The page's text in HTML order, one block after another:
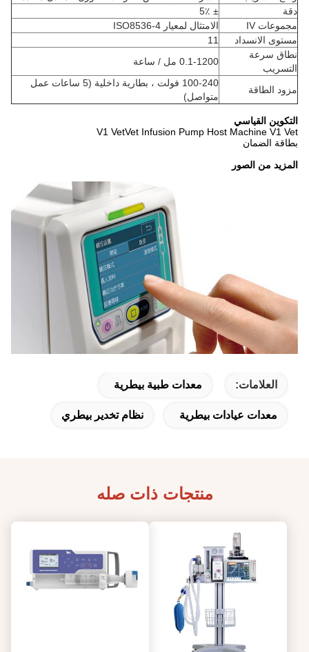
دقة
± 5٪
مجموعات IV
الامتثال لمعيار ISO8536-4
مستوى الانسداد
11
نطاق سرعة
التسريب
0.1-1200 مل / ساعة
مزود الطاقة
100-240 فولت ، بطارية داخلية (5 ساعات عمل
متواصل)
التكوين القياسي
V1 VetVet Infusion Pump Host Machine V1 Vet
بطاقة الضمان
المزيد من الصور
العلامات: معدات طبية بيطرية
معدات عيادات بيطرية نظام تخدير بيطري
منتجات ذات صله